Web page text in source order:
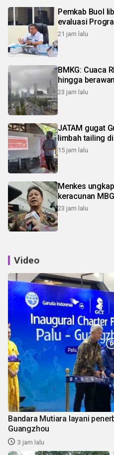
Pemkab Buol
evaluasi
21 jam lalu
BMKG: Cuaca
hingga
23 jam lalu
JATAM gugat
limbah tailing di
15 jam lalu
Menkes
keracunan
23 jam lalu
Video
Bandara Mutiara layani
Guangzhou
3 jam lalu